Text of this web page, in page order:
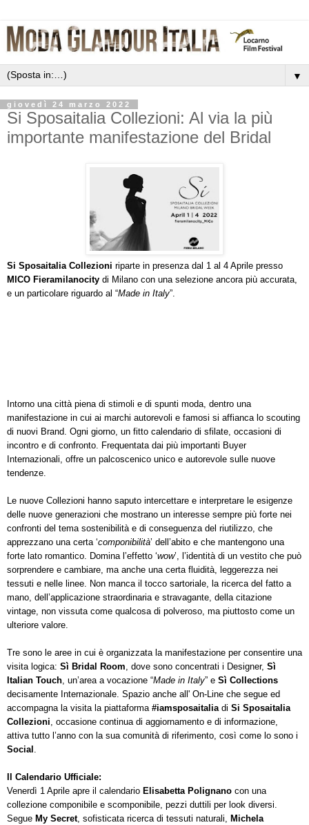
▼
giovedì 24 marzo 2022
Si Sposaitalia Collezioni: Al via la più
importante manifestazione del Bridal
Si Sposaitalia Collezioni riparte in presenza dal 1 al 4 Aprile presso
MICO Fieramilanocity di Milano con una selezione ancora più accurata,
e un particolare riguardo al “Made in Italy”.
Intorno una città piena di stimoli e di spunti moda, dentro una
manifestazione in cui ai marchi autorevoli e famosi si affianca lo scouting
di nuovi Brand. Ogni giorno, un fitto calendario di sfilate, occasioni di
incontro e di confronto. Frequentata dai più importanti Buyer
Internazionali, offre un palcoscenico unico e autorevole sulle nuove
tendenze.
Le nuove Collezioni hanno saputo intercettare e interpretare le esigenze
delle nuove generazioni che mostrano un interesse sempre più forte nei
confronti del tema sostenibilità e di conseguenza del riutilizzo, che
apprezzano una certa ‘componibilità’ dell’abito e che mantengono una
forte lato romantico. Domina l’effetto ‘wow’, l’identità di un vestito che può
sorprendere e cambiare, ma anche una certa fluidità, leggerezza nei
tessuti e nelle linee. Non manca il tocco sartoriale, la ricerca del fatto a
mano, dell’applicazione straordinaria e stravagante, della citazione
vintage, non vissuta come qualcosa di polveroso, ma piuttosto come un
ulteriore valore.
Tre sono le aree in cui è organizzata la manifestazione per consentire una
visita logica: Sì Bridal Room, dove sono concentrati i Designer, Sì
Italian Touch, un’area a vocazione “Made in Italy” e Sì Collections
decisamente Internazionale. Spazio anche all' On-Line che segue ed
accompagna la visita la piattaforma #iamsposaitaliadi Si Sposaitalia
Collezioni, occasione continua di aggiornamento e di informazione,
attiva tutto l’anno con la sua comunità di riferimento, così come lo sono i
Social .
Il Calendario Ufficiale:
Venerdì 1 Aprile apre il calendario Elisabetta Polignano con una
collezione componibile e scomponibile, pezzi duttili per look diversi.
Segue My Secret, sofisticata ricerca di tessuti naturali, Michela